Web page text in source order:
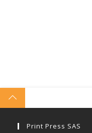
Print Press SAS